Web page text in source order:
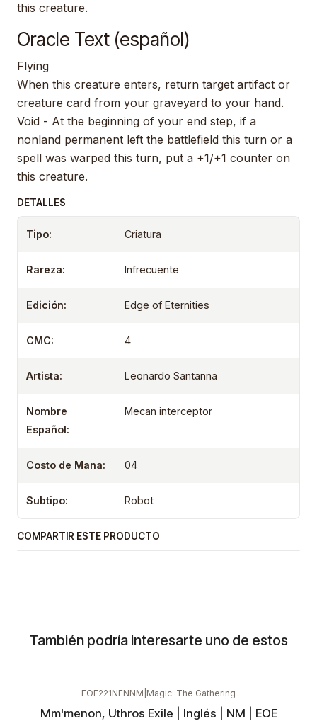
this creature.
Oracle Text (español)
Flying
When this creature enters, return target artifact or
creature card from your graveyard to your hand.
Void - At the beginning of your end step, if a
nonland permanent left the battlefield this turn or a
spell was warped this turn, put a +1/+1 counter on
this creature.
DETALLES
Tipo: Criatura
Rareza: Infrecuente
Edición: Edge of Eternities
CMC: 4
Artista: Leonardo Santanna
Nombre
Español:
Mecan interceptor
Costo de Mana: 04
Subtipo: Robot
COMPARTIR ESTE PRODUCTO
También podría interesarte uno de estos
EOE221NENNM Magic: The Gathering
Mm'menon, Uthros Exile | Inglés | NM | EOE